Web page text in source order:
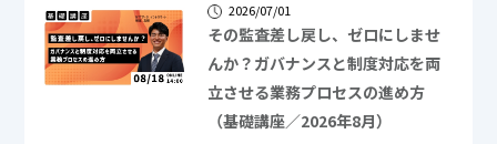
2026/07/01
その監査差し戻し、ゼロにしませ
んか？ガバナンスと制度対応を両
立させる業務プロセスの進め方
（基礎講座／2026年8月）